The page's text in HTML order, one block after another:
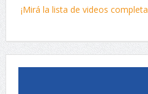
¡Mirá la lista de videos completa